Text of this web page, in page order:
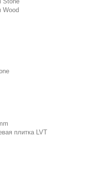
Wood
плитка LVT